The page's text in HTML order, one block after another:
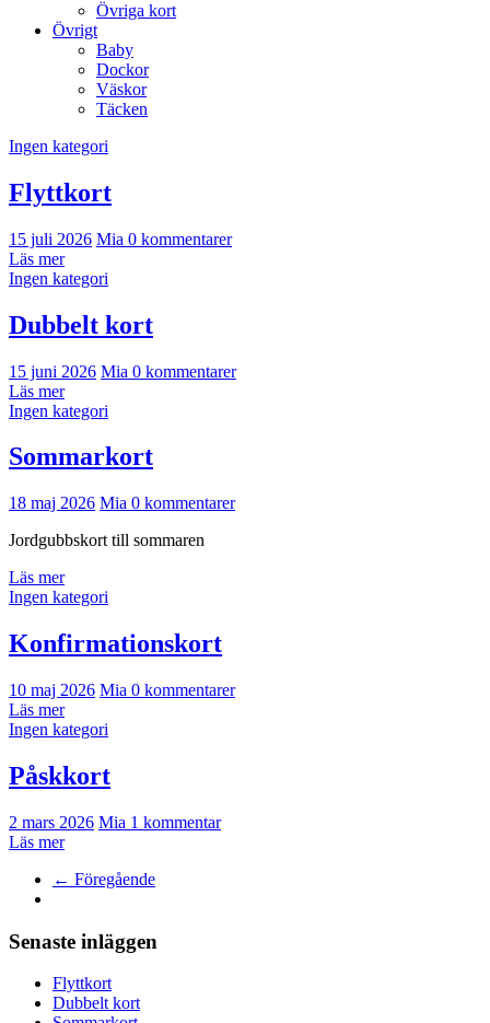
Övriga kort
Övrigt
Baby
Dockor
Väskor
Täcken
Ingen kategori
Flyttkort
15 juli 2026 Mia 0 kommentarer
Läs mer
Ingen kategori
Dubbelt kort
15 juni 2026 Mia 0 kommentarer
Läs mer
Ingen kategori
Sommarkort
18 maj 2026 Mia 0 kommentarer
Jordgubbskort till sommaren
Läs mer
Ingen kategori
Konfirmationskort
10 maj 2026 Mia 0 kommentarer
Läs mer
Ingen kategori
Påskkort
2 mars 2026 Mia 1 kommentar
Läs mer
← Föregående
Senaste inläggen
Flyttkort
Dubbelt kort